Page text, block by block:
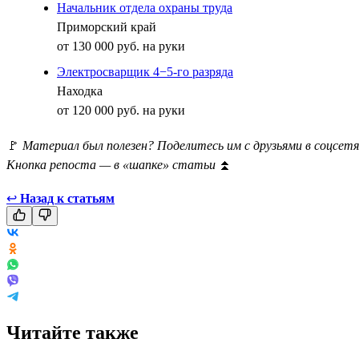
Начальник отдела охраны труда
Приморский край
от 130 000 руб. на руки
Электросварщик 4−5-го разряда
Находка
от 120 000 руб. на руки
🚩 Материал был полезен? Поделитесь им с друзьями в
Кнопка репоста — в «шапке» статьи ⏫
↩ Назад к статьям
Читайте также